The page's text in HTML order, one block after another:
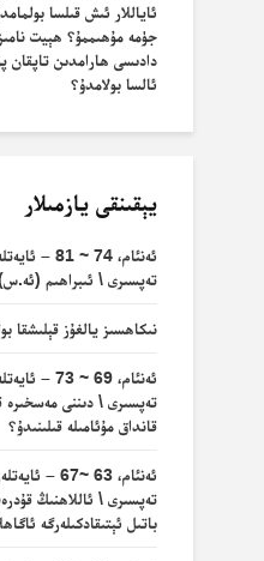
ئاياللار ئىش قىلسا
جۈمە مۇھىممۇ؟ ھېيت
دادىسى ھارامدىن تاپقان
ئالسا بولامدۇ؟
يېقىنقى يازمىلار
ئەنئام، 74 ~
تەپسىرى \ ئىبراھىم
نىكاھسىز يالغۇز قېلىشقا
ئەنئام، 69 ~
تەپسىرى \ دىننى مەسخىرە
قانداق مۇئامىلە قىلىنىدۇ؟
ئەنئام، 63
تەپسىرى \ ئاللاھنىڭ
باتىل ئېتىقادكىلەرگە